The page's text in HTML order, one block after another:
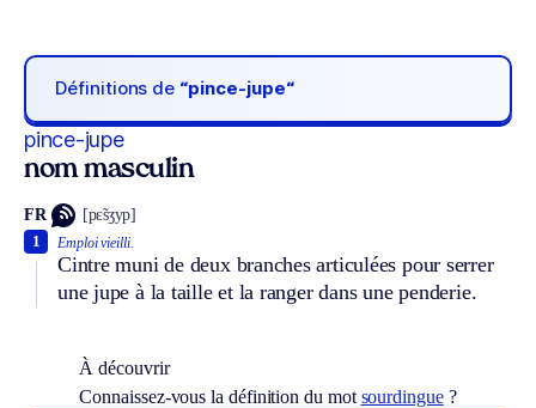
Définitions de “pince-jupe“
pince-jupe
nom masculin
FR [pɛ̃sʒyp]
Emploi vieilli.
Cintre muni de deux branches articulées pour serrer
une jupe à la taille et la ranger dans une penderie.
1
À découvrir
Connaissez-vous la définition du mot sourdingue?